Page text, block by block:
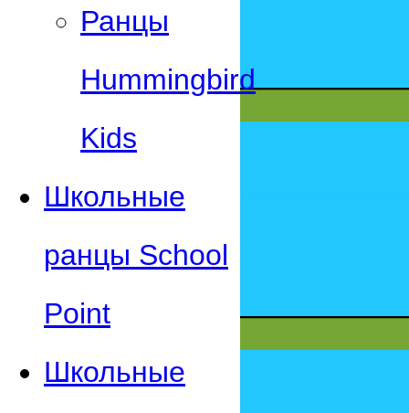
Ранцы
Hummingbird
Kids
Школьные
ранцы School
Point
Школьные